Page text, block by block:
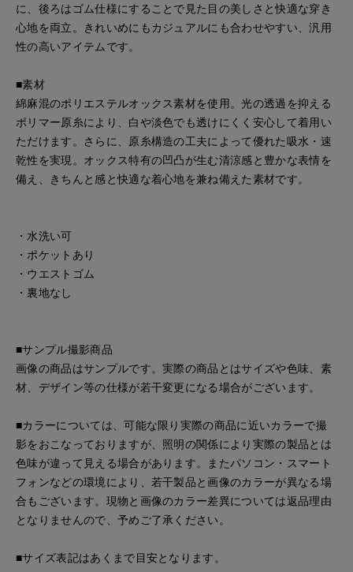
に、後ろはゴム仕様にすることで見た目の美しさと快適な穿き
心地を両立。きれいめにもカジュアルにも合わせやすい、汎用
性の高いアイテムです。
■素材
綿麻混のポリエステルオックス素材を使用。光の透過を抑える
ポリマー原糸により、白や淡色でも透けにくく安心して着用い
ただけます。さらに、原糸構造の工夫によって優れた吸水・速
乾性を実現。オックス特有の凹凸が生む清涼感と豊かな表情を
備え、きちんと感と快適な着心地を兼ね備えた素材です。
・水洗い可
・ポケットあり
・ウエストゴム
・裏地なし
■サンプル撮影商品
画像の商品はサンプルです。実際の商品とはサイズや色味、素
材、デザイン等の仕様が若干変更になる場合がございます。
■カラーについては、可能な限り実際の商品に近いカラーで撮
影をおこなっておりますが、照明の関係により実際の製品とは
色味が違って見える場合があります。またパソコン・スマート
フォンなどの環境により、若干製品と画像のカラーが異なる場
合もございます。現物と画像のカラー差異については返品理由
となりませんので、予めご了承ください。
■サイズ表記はあくまで目安となります。